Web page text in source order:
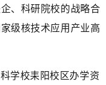
、科研院校的战略合
级核技术应用产业高
学校耒阳校区办学资